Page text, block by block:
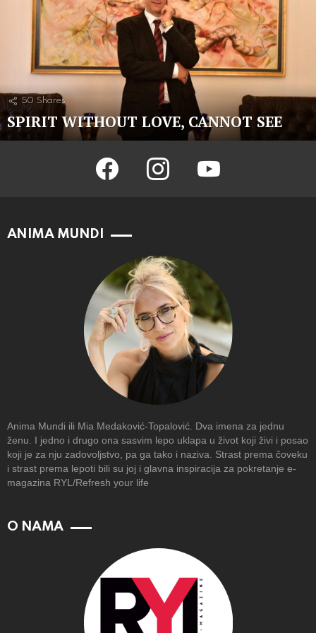
50 Shares
SPIRIT WITHOUT LOVE, CANNOT SEE
facebook instagram youtube
ANIMA MUNDI
Anima Mundi ili Mia Medaković-Topalović. Dva imena za jednu
ženu. I jedno i drugo ona sasvim lepo uklapa u život koji živi i posao
koji je za nju zadovoljstvo, pa ga tako i naziva. Strast prema čoveku
i strast prema lepoti bili su joj i glavna inspiracija za pokretanje e-
magazina RYL/Refresh your life
O NAMA